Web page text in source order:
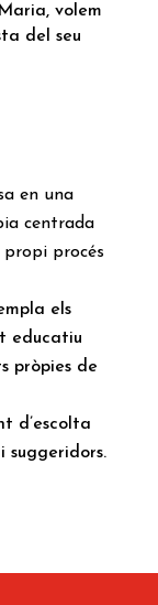
volem
del seu
en una
centrada
propi procés
els
educatiu
pròpies de
d’escolta
suggeridors.